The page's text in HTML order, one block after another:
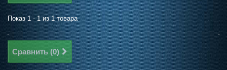
Показ 1 - 1 из 1 товара
Сравнить (0)